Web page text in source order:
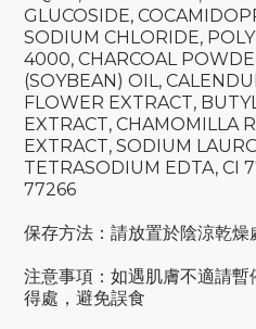
GLUCOSIDE,
SODIUM CHLORIDE,
4000, CHARCOAL
(SOYBEAN) OIL,
FLOWER EXTRACT,
EXTRACT, CHAMOMILLA
EXTRACT, SODIUM
TETRASODIUM EDTA, CI
77266
保存方法：請放置於陰涼乾燥
注意事項：如遇肌膚不適請
得處，避免誤食